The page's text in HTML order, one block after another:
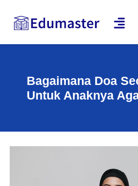
Bagaimana Doa
Untuk Anaknya